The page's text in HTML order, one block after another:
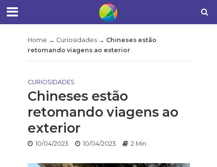
Home → Curiosidades→ Chineses estão
retomando viagens ao exterior
CURIOSIDADES
Chineses estão
retomando viagens ao
exterior
10/04/2023 10/04/2023 2 Min